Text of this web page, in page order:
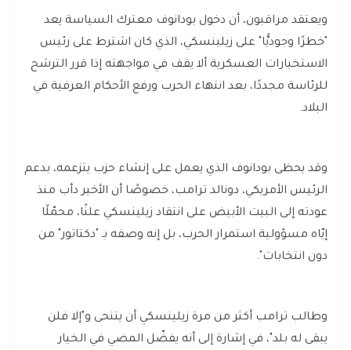
ويعتقد مراقبون، أن دخول بودانوف معترك السياسة يعد
"خطرًا وجوديًّا" على زيلينسكي، الذي كان اشترط على رئيس
الاستخبارات العسكرية ألا يقف في مواجهته إذا قرر الترشح
للرئاسة مجددًا، بعد انتهاء الحرب ورفع الأحكام العرفية في
البلاد.
وقد يحظى بودانوف الذي يعمل على إنشاء حزب يتزعمه، بدعم
الرئيس الأمريكي، دونالد ترامب، خصوصًا أن الأخير دأب منذ
عودته إلى البيت الأبيض على انتقاد زيلينسكي علنًا، محمّلًا
إيّاه مسؤولية استمرار الحرب، بل إنه وصفه بـ "دكتاتور" من
دون انتخابات".
وطالب ترامب أكثر من مرة زيلينسكي أن يتنحى و"إلا فلن
يبقى له بلد"، في إشارة إلى أنه يفضّل المضي في الخيار